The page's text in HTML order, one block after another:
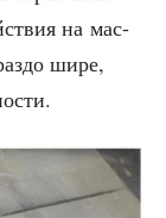
на мас­
шире,